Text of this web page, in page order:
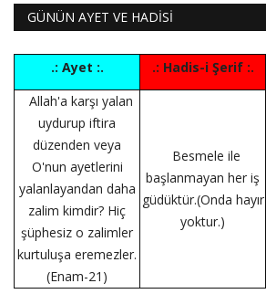
GÜNÜN AYET VE HADİSİ
.: Ayet :. .: Hadis-i Şerif :.
Allah'a karşı yalan
uydurup iftira
düzenden veya
O'nun ayetlerini
yalanlayandan daha
zalim kimdir? Hiç
şüphesiz o zalimler
kurtuluşa eremezler.
(Enam-21)
Besmele ile
başlanmayan her iş
güdüktür.(Onda hayır
yoktur.)